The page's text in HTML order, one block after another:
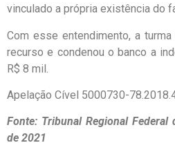
vinculado a própria existência do
Com esse entendimento, a
recurso e condenou o banco a
R$ 8 mil.
Apelação Cível 5000730-
Fonte: Tribunal Regional Federal
de 2021